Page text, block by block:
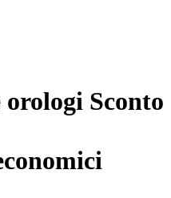
orologi Sconto